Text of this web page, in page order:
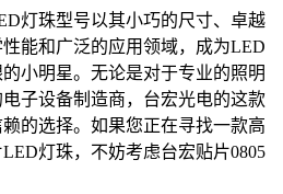
灯珠型号以其小巧的尺寸、卓越
能和广泛的应用领域，成为LED
小明星。无论是对于专业的照明
子设备制造商，台宏光电的这款
的选择。如果您正在寻找一款高
灯珠，不妨考虑台宏贴片0805